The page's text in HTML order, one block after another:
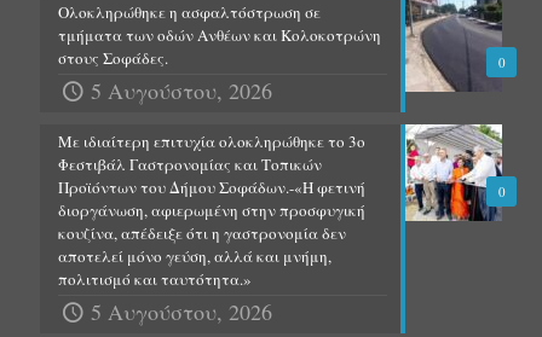
0
Ολοκληρώθηκε η ασφαλτόστρωση σε
τμήματα των οδών Ανθέων και Κολοκοτρώνη
στους Σοφάδες.
5 Αυγούστου, 2026
0
Με ιδιαίτερη επιτυχία ολοκληρώθηκε το 3ο
Φεστιβάλ Γαστρονομίας και Τοπικών
Προϊόντων του Δήμου Σοφάδων.-«Η φετινή
διοργάνωση, αφιερωμένη στην προσφυγική
κουζίνα, απέδειξε ότι η γαστρονομία δεν
αποτελεί μόνο γεύση, αλλά και μνήμη,
πολιτισμό και ταυτότητα.»
5 Αυγούστου, 2026